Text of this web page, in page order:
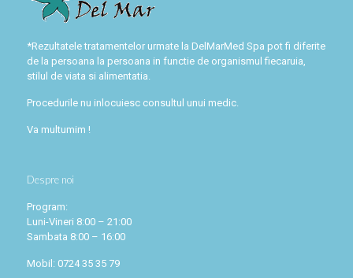
*Rezultatele tratamentelor urmate la DelMarMed Spa pot fi diferite
de la persoana la persoana in functie de organismul fiecaruia,
stilul de viata si alimentatia.
Procedurile nu inlocuiesc consultul unui medic.
Va multumim !
Despre noi
Program:
Luni-Vineri 8:00 – 21:00
Sambata 8:00 – 16:00
Mobil: 0724 35 35 79